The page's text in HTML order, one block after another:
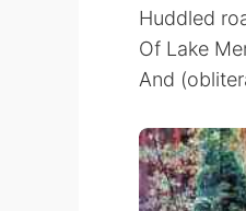
Huddled
Of Lake
And